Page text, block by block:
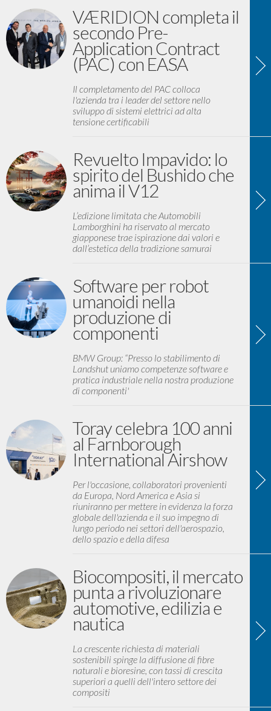
VÆRIDION completa il
secondo Pre-
Application Contract
(PAC) con EASA
Il completamento del PAC colloca
l'azienda tra i leader del settore nello
sviluppo di sistemi elettrici ad alta
tensione certificabili
Revuelto Impavido: lo
spirito del Bushido che
anima il V12
L’edizione limitata che Automobili
Lamborghini ha riservato al mercato
giapponese trae ispirazione dai valori e
dall’estetica della tradizione samurai
Software per robot
umanoidi nella
produzione di
componenti
BMW Group: “Presso lo stabilimento di
Landshut uniamo competenze software e
pratica industriale nella nostra produzione
di componenti'
Toray celebra 100 anni
al Farnborough
International Airshow
Per l'occasione, collaboratori provenienti
da Europa, Nord America e Asia si
riuniranno per mettere in evidenza la forza
globale dell'azienda e il suo impegno di
lungo periodo nei settori dell'aerospazio,
dello spazio e della difesa
Biocompositi, il mercato
punta a rivoluzionare
automotive, edilizia e
nautica
La crescente richiesta di materiali
sostenibili spinge la diffusione di fibre
naturali e bioresine, con tassi di crescita
superiori a quelli dell'intero settore dei
compositi